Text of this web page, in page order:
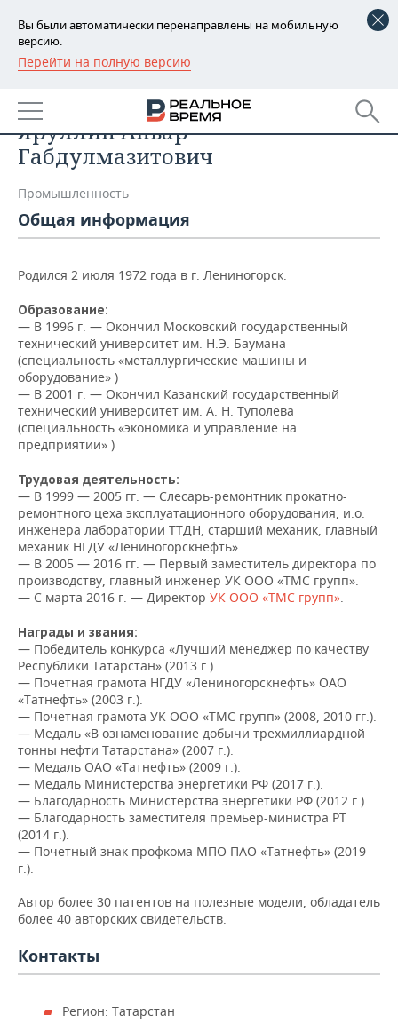
Вы были автоматически перенаправлены на мобильную
версию.
Перейти на полную версию
РЕГИОНЫ
БАШКОРТОСТАН
ТАТАРСТАН
УДМУРТИЯ
НОВОСТИ
АНАЛИТИКА
НОВОСТИ АНАЛИТИКИ
ДЕКЛАРАЦИИ О ДОХОДАХ
КОРОЛИ ГОСЗАКАЗА ПФО
ВУЗЫ ТАТАРСТАНА
КОМУ ПРИНАДЛЕЖАТ
ТОРГОВЫЕ ЦЕНТРЫ
ТАТАРСТАНА
ЭКОНОМИКА
НОВОСТИ ЭКОНОМИКИ
ФИНАНСЫ
БАНКИ
БЮДЖЕТ
ИНВЕСТИЦИИ
ПРОМЫШЛЕННОСТЬ
НОВОСТИ
ПРОМЫШЛЕННОСТИ
АГРОПРОМ
МАШИНОСТРОЕНИЕ
НЕФТЕХИМИЯ
НЕФТЬ
ОПК
ЭНЕРГЕТИКА
НЕДВИЖИМОСТЬ
НОВОСТИ НЕДВИЖИМОСТИ
АВТО
НОВОСТИ АВТО
БИЗНЕС
НОВОСТИ БИЗНЕСА
РОЗНИЧНАЯ ТОРГОВЛЯ
ТРАНСПОРТ
УСЛУГИ
ТЕХНОЛОГИИ
НОВОСТИ ТЕХНОЛОГИЙ
IT
МЕДИА
ТЕЛЕКОММУНИКАЦИИ
МЕРОПРИЯТИЯ
НОВОСТИ МЕРОПРИЯТИЙ
ВЫЕЗДНАЯ РЕДАКЦИЯ
БИЗНЕС-БРАНЧИ
ONLINE-КОНФЕРЕНЦИИ
ОТКРЫТАЯ ЛЕКЦИЯ
СПОРТ
НОВОСТИ СПОРТА
ФУТБОЛ
ХОККЕЙ
БАСКЕТБОЛ
ВОЛЕЙБОЛ
КИБЕРСПОРТ
ФИГУРНОЕ КАТАНИЕ
ВОДНЫЕ ВИДЫ СПОРТА
ХОККЕЙ С МЯЧОМ
ОБЩЕСТВО
НОВОСТИ ОБЩЕСТВА
ВЛАСТЬ
ИНФРАСТРУКТУРА
ИСТОРИЯ
КУЛЬТУРА
МЕДИЦИНА
ОБРАЗОВАНИЕ
ПРОИСШЕСТВИЯ
ФОТОГАЛЕРЕЯ
СЮЖЕТЫ
СПРАВОЧНИК
СПИСОК ПЕРСОН
СПИСОК КОМПАНИЙ
ПОЛНАЯ ВЕРСИЯ
Яруллин Анвар
Габдулмазитович
Промышленность
Общая информация
Родился 2 июля 1972 года в г. Лениногорск.
Образование:
— В 1996 г. — Окончил Московский государственный
технический университет им. Н.Э. Баумана
(специальность «металлургические машины и
оборудование» )
— В 2001 г. — Окончил Казанский государственный
технический университет им. А. Н. Туполева
(специальность «экономика и управление на
предприятии» )
Трудовая деятельность:
— В 1999 — 2005 гг. — Слесарь-ремонтник прокатно-
ремонтного цеха эксплуатационного оборудования, и.о.
инженера лаборатории ТТДН, старший механик, главный
механик НГДУ «Лениногорскнефть».
— В 2005 — 2016 гг. — Первый заместитель директора по
производству, главный инженер УК ООО «ТМС групп».
— С марта 2016 г. — Директор УК ООО «ТМС групп».
Награды и звания:
— Победитель конкурса «Лучший менеджер по качеству
Республики Татарстан» (2013 г.).
— Почетная грамота НГДУ «Лениногорскнефть» ОАО
«Татнефть» (2003 г.).
— Почетная грамота УК ООО «ТМС групп» (2008, 2010 гг.).
— Медаль «В ознаменование добычи трехмиллиардной
тонны нефти Татарстана» (2007 г.).
— Медаль ОАО «Татнефть» (2009 г.).
— Медаль Министерства энергетики РФ (2017 г.).
— Благодарность Министерства энергетики РФ (2012 г.).
— Благодарность заместителя премьер-министра РТ
(2014 г.).
— Почетный знак профкома МПО ПАО «Татнефть» (2019
г.).
Автор более 30 патентов на полезные модели, обладатель
более 40 авторских свидетельств.
Контакты
Регион: Татарстан